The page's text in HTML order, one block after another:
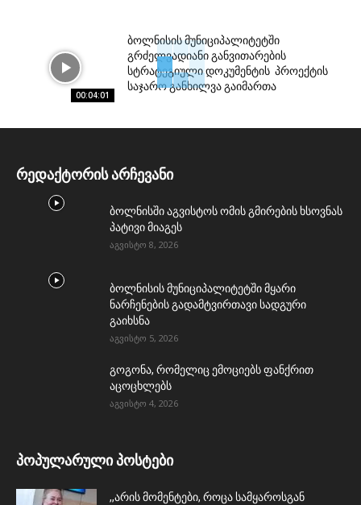
00:04:01
ბოლნისის მუნიციპალიტეტში
გრძელვადიანი განვითარების
სტრატეგიული დოკუმენტის პროექტის
საჯარო განხილვა გაიმართა
რედაქტორის არჩევანი
ბოლნისში აგვისტოს ომის გმირების ხსოვნას
პატივი მიაგეს
აგვისტო 8, 2026
ბოლნისის მუნიციპალიტეტში მყარი
ნარჩენების გადამტვირთავი სადგური
გაიხსნა
აგვისტო 5, 2026
გოგონა, რომელიც ემოციებს ფანქრით
აცოცხლებს
აგვისტო 4, 2026
პოპულარული პოსტები
,,არის მომენტები, როცა სამყაროსგან